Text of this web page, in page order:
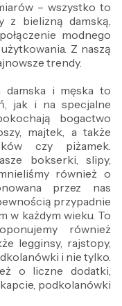
– wszystko to
z bielizną damską,
modnego
Z naszą
trendy.
damska i męska to
jak i na specjalne
bogactwo
majtek, a także
czy piżamek.
bokserki, slipy,
również o
przez nas
przypadnie
w każdym wieku. To
również
legginsy, rajstopy,
i nie tylko.
o liczne dodatki,
podkolanówki